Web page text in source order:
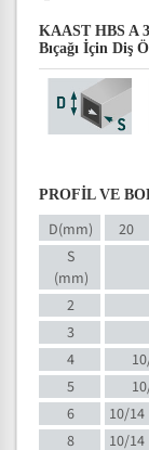
KAAST HBS A
Bıçağı İçin Diş
PROFİL VE
D(mm) 20
S
(mm)
2
3
4
5
6
10/14
8
10/14